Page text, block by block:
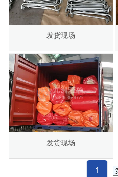
发货现场
发货现场
1